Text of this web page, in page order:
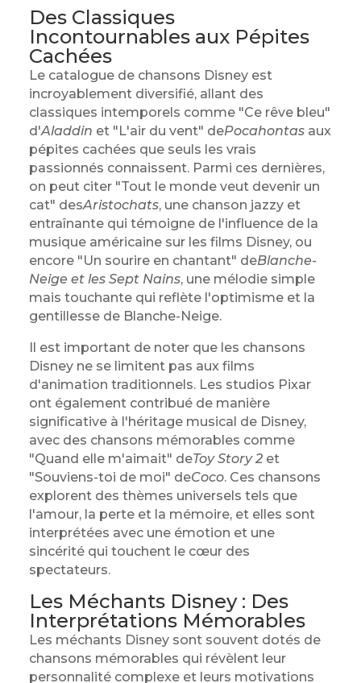
Des Classiques
Incontournables aux Pépites
Cachées
Le catalogue de chansons Disney est
incroyablement diversifié, allant des
classiques intemporels comme "Ce rêve bleu"
d'Aladdin et "L'air du vent" dePocahontasaux
pépites cachées que seuls les vrais
passionnés connaissent. Parmi ces dernières,
on peut citer "Tout le monde veut devenir un
cat" desAristochats, une chanson jazzy et
entraînante qui témoigne de l'influence de la
musique américaine sur les films Disney, ou
encore "Un sourire en chantant" deBlanche-
Neige et les Sept Nains, une mélodie simple
mais touchante qui reflète l'optimisme et la
gentillesse de Blanche-Neige.
Il est important de noter que les chansons
Disney ne se limitent pas aux films
d'animation traditionnels. Les studios Pixar
ont également contribué de manière
significative à l'héritage musical de Disney,
avec des chansons mémorables comme
"Quand elle m'aimait" deToy Story 2et
"Souviens-toi de moi" deCoco. Ces chansons
explorent des thèmes universels tels que
l'amour, la perte et la mémoire, et elles sont
interprétées avec une émotion et une
sincérité qui touchent le cœur des
spectateurs.
Les Méchants Disney : Des
Interprétations Mémorables
Les méchants Disney sont souvent dotés de
chansons mémorables qui révèlent leur
personnalité complexe et leurs motivations